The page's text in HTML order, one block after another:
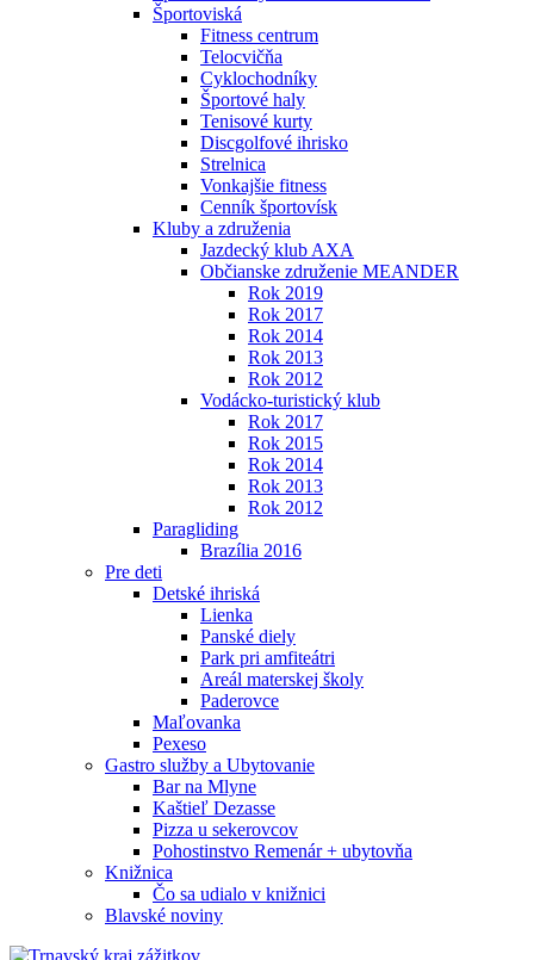
Športoviská
Fitness centrum
Telocvičňa
Cyklochodníky
Športové haly
Tenisové kurty
Discgolfové ihrisko
Strelnica
Vonkajšie fitness
Cenník športovísk
Kluby a združenia
Jazdecký klub AXA
Občianske združenie MEANDER
Rok 2019
Rok 2017
Rok 2014
Rok 2013
Rok 2012
Vodácko-turistický klub
Rok 2017
Rok 2015
Rok 2014
Rok 2013
Rok 2012
Paragliding
Brazília 2016
Pre deti
Detské ihriská
Lienka
Panské diely
Park pri amfiteátri
Areál materskej školy
Paderovce
Maľovanka
Pexeso
Gastro služby a Ubytovanie
Bar na Mlyne
Kaštieľ Dezasse
Pizza u sekerovcov
Pohostinstvo Remenár + ubytovňa
Knižnica
Čo sa udialo v knižnici
Blavské noviny